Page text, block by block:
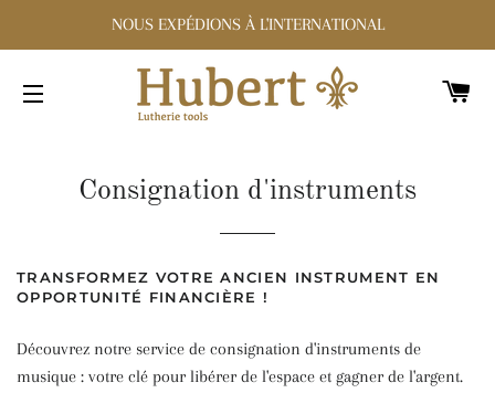
NOUS EXPÉDIONS À L'INTERNATIONAL
NAVIGATION
Consignation d'instruments
TRANSFORMEZ VOTRE ANCIEN INSTRUMENT EN
OPPORTUNITÉ FINANCIÈRE !
Découvrez notre service de consignation d'instruments de
musique : votre clé pour libérer de l'espace et gagner de l'argent.